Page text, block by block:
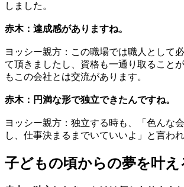
しました。
赤木：達成感がありますね。
ヨッシー親方：この職場では職人として
て頂きましたし、資格も一通り取ること
もこの会社とは交流があります。
赤木：円満な形で独立できたんですね。
ヨッシー親方：独立する時も、「色んな
し、仕事決まるまでいていいよ」と言われ
子どもの頃からの夢を叶